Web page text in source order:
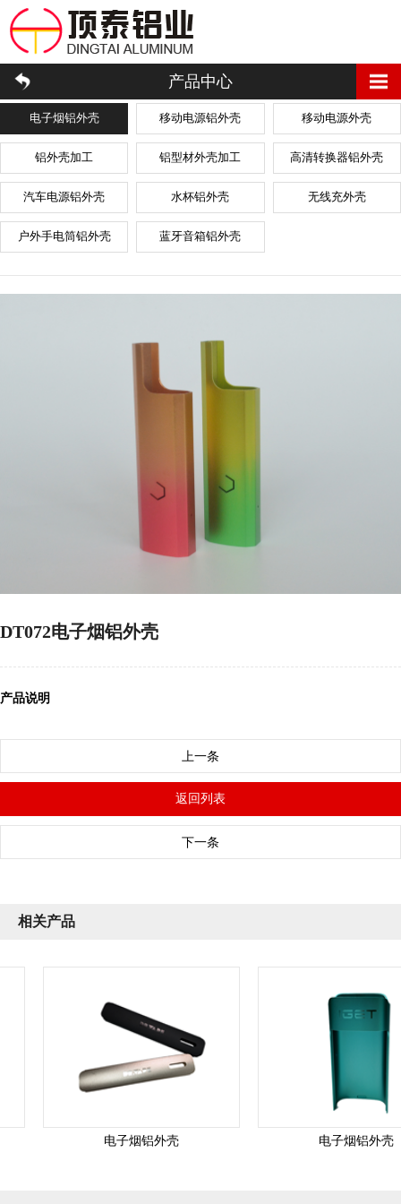
产品中心
电子烟铝外壳 移动电源铝外壳 移动电源外壳
铝外壳加工 铝型材外壳加工 高清转换器铝外壳
汽车电源铝外壳 水杯铝外壳 无线充外壳
户外手电筒铝外壳 蓝牙音箱铝外壳
DT072电子烟铝外壳
产品说明
上一条
返回列表
下一条
相关产品
电子烟铝外壳 电子烟铝外壳